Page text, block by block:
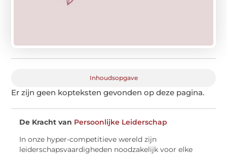
Inhoudsopgave
Er zijn geen kopteksten gevonden op deze pagina.
De Kracht van Persoonlijke Leiderschap
In onze hyper-competitieve wereld zijn
leiderschapsvaardigheden noodzakelijk voor elke